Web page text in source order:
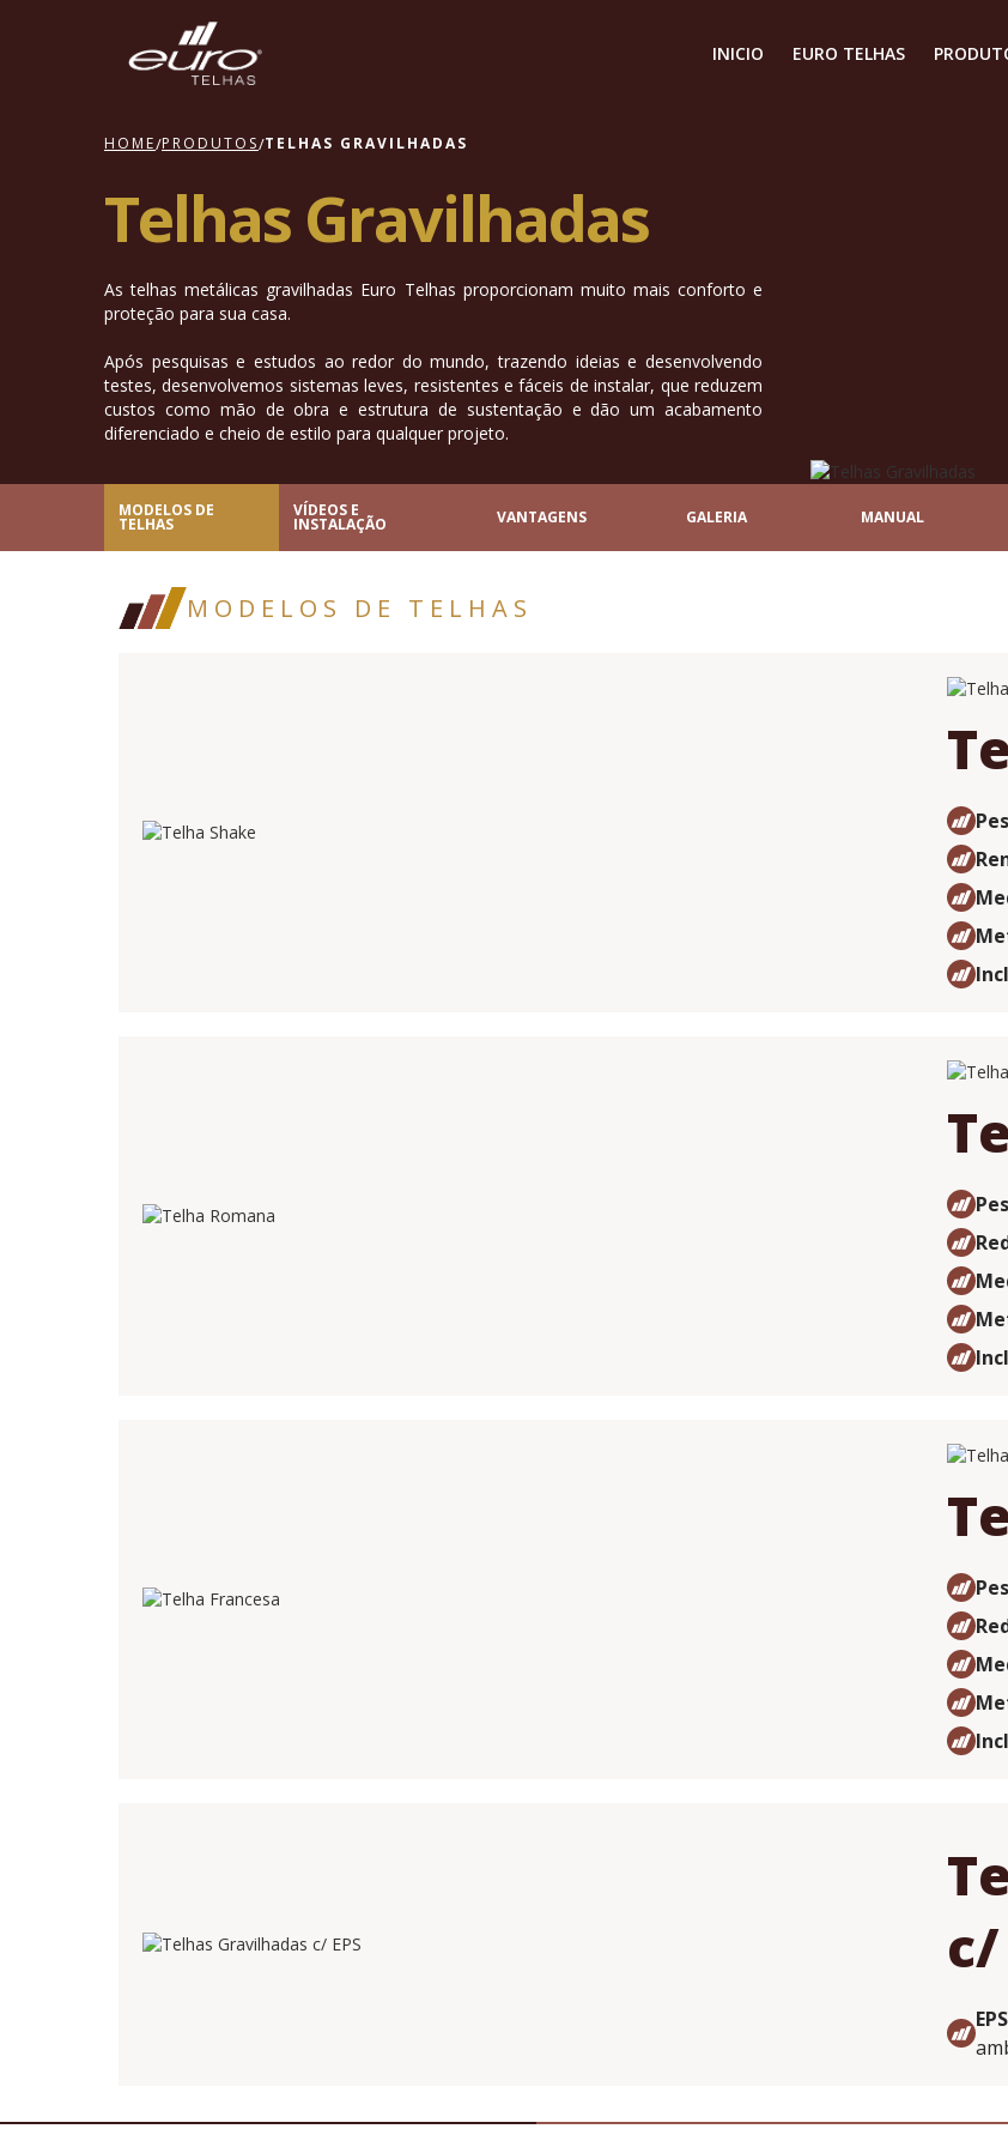
INICIO EURO TELHAS
HOME/PRODUTOS/TELHAS GRAVILHADAS
Telhas Gravilhadas
As telhas metálicas gravilhadas Euro Telhas proporcionam muito mais conforto e
proteção para sua casa.
Após pesquisas e estudos ao redor do mundo, trazendo ideias e desenvolvendo
testes, desenvolvemos sistemas leves, resistentes e fáceis de instalar, que reduzem
custos como mão de obra e estrutura de sustentação e dão um acabamento
diferenciado e cheio de estilo para qualquer projeto.
MODELOS DE
TELHAS
VÍDEOS E
INSTALAÇÃO VANTAGENS GALERIA MANUAL
MODELOS DE TELHAS
c/